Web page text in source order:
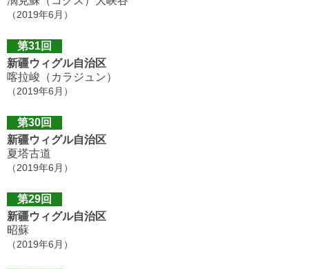
（2019年6月）
第31回
新疆ウィグル自治区
喀拉峻（カラジュン）
（2019年6月）
第30回
新疆ウィグル自治区
夏塔古道
（2019年6月）
第29回
新疆ウィグル自治区
昭蘇
（2019年6月）